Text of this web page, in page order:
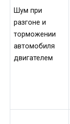
Шум при
разгоне и
торможении
автомобиля
двигателем